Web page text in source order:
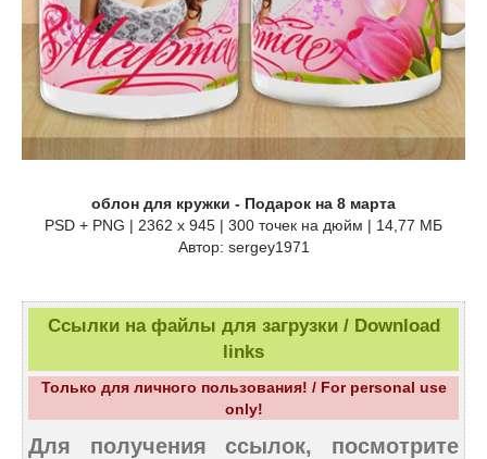
облон для кружки - Подарок на 8 марта
PSD + PNG | 2362 x 945 | 300 точек на дюйм | 14,77 МБ
Автор: sergey1971
Ссылки на файлы для загрузки / Download
links
Только для личного пользования! / For personal use
only!
Для получения ссылок, посмотрите